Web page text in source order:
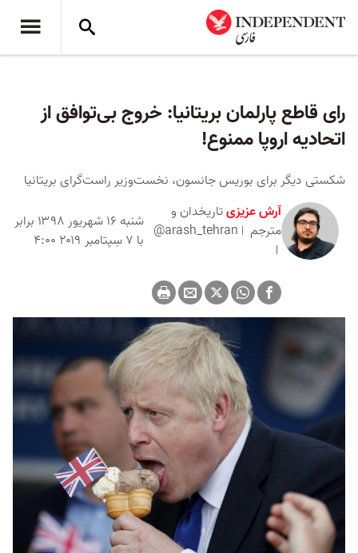
رای قاطع پارلمان بریتانیا: خروج بی‌توافق از
اتحادیه اروپا ممنوع!
شکستی دیگر برای بوریس جانسون، نخست‌وزیر راست‌گرای بریتانیا
آرش عزیزیتاریخدان و
مترجم
@arash_tehran
شنبه ۱۶ شهریور ۱۳۹۸ برابر
با ۷ سِپتامبر ۲۰۱۹ ۴:۰۰